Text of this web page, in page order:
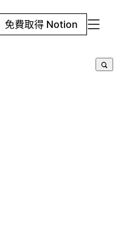
免費取得 Notion